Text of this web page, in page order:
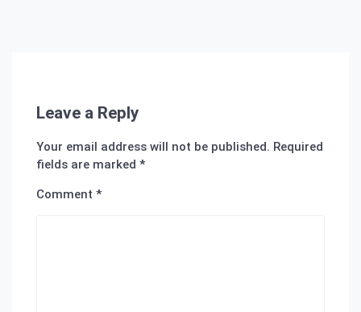
Leave a Reply
Your email address will not be published. Required
fields are marked *
Comment *